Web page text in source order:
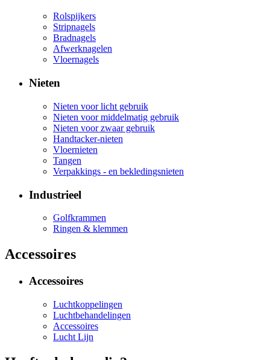
Rolspijkers
Stripnagels
Bradnagels
Afwerknagelen
Vloernagels
Nieten
Nieten voor licht gebruik
Nieten voor middelmatig gebruik
Nieten voor zwaar gebruik
Handtacker-nieten
Vloernieten
Tangen
Verpakkings - en bekledingsnieten
Industrieel
Golfkrammen
Ringen & klemmen
Accessoires
Accessoires
Luchtkoppelingen
Luchtbehandelingen
Accessoires
Lucht Lijn